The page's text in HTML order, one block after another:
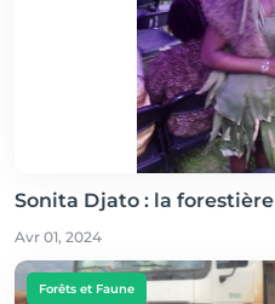
Sonita Djato : la forestière
Avr 01, 2024
Forêts et Faune